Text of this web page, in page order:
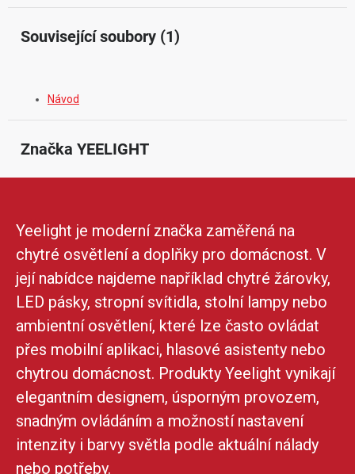
Související soubory (1)
Návod
Značka YEELIGHT
Yeelight je moderní značka zaměřená na
chytré osvětlení a doplňky pro domácnost. V
její nabídce najdeme například chytré žárovky,
LED pásky, stropní svítidla, stolní lampy nebo
ambientní osvětlení, které lze často ovládat
přes mobilní aplikaci, hlasové asistenty nebo
chytrou domácnost. Produkty Yeelight vynikají
elegantním designem, úsporným provozem,
snadným ovládáním a možností nastavení
intenzity i barvy světla podle aktuální nálady
nebo potřeby.